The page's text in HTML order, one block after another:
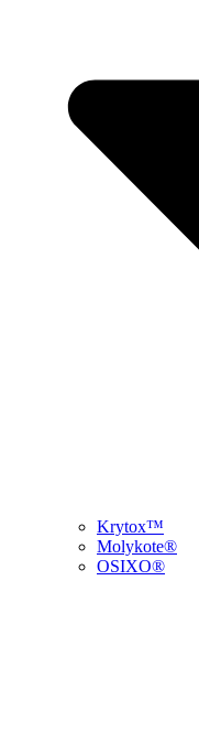
Krytox™
Molykote®
OSIXO®